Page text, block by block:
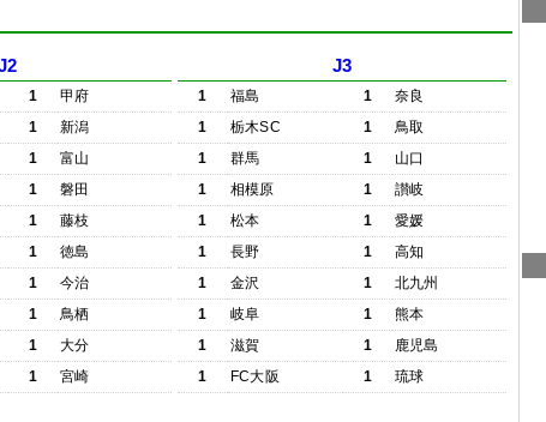
1
甲府
1
新潟
1
富山
1
磐田
1
藤枝
1
徳島
1
今治
1
鳥栖
1
大分
1 宮崎
J3
1 福島 1
奈良
1
栃木SC 1
鳥取
1
群馬 1
山口
1
相模原 1
讃岐
1
松本 1
愛媛
1
長野 1
高知
1
金沢 1
北九州
1
岐阜 1
熊本
1
滋賀 1
鹿児島
1
FC大阪 1 琉球